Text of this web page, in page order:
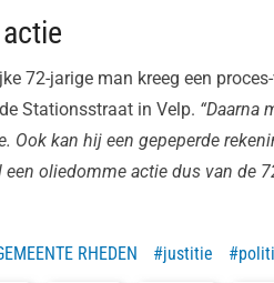
72-jarige man kreeg een
Stationsstraat in Velp. “Daarna
Ook kan hij een gepeperde
oliedomme actie dus van de
RHEDEN justitie